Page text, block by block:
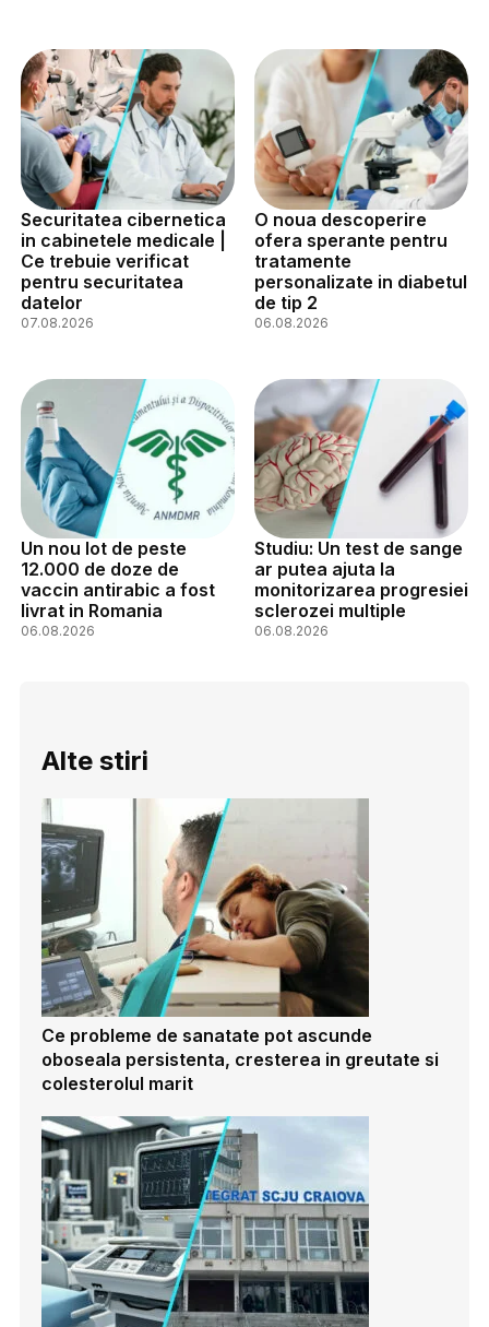
Securitatea cibernetica
in cabinetele medicale |
Ce trebuie verificat
pentru securitatea
datelor
07.08.2026
O noua descoperire
ofera sperante pentru
tratamente
personalizate in diabetul
de tip 2
06.08.2026
Un nou lot de peste
12.000 de doze de
vaccin antirabic a fost
livrat in Romania
06.08.2026
Studiu: Un test de sange
ar putea ajuta la
monitorizarea progresiei
sclerozei multiple
06.08.2026
Alte stiri
Ce probleme de sanatate pot ascunde
oboseala persistenta, cresterea in greutate si
colesterolul marit